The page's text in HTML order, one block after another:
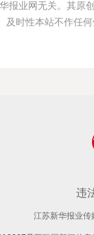
报业网无关。其原
时性本站不作任
违
江苏新华报业传